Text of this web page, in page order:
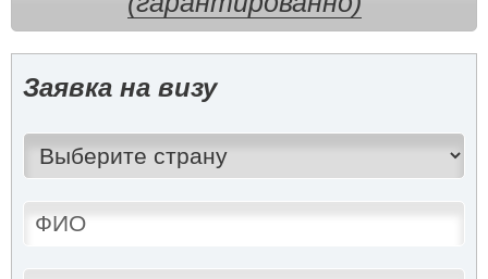
Заявка на визу